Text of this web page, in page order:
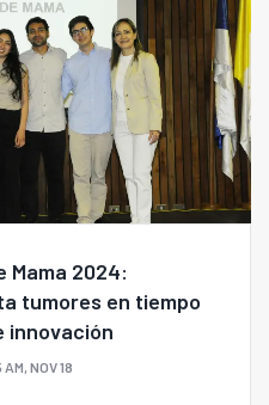
Mama 2024:
tumores en tiempo
innovación
NOV 18